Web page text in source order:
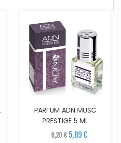
PARFUM ADN MUSC
PRESTIGE 5 ML
6,20 € 5,89 €